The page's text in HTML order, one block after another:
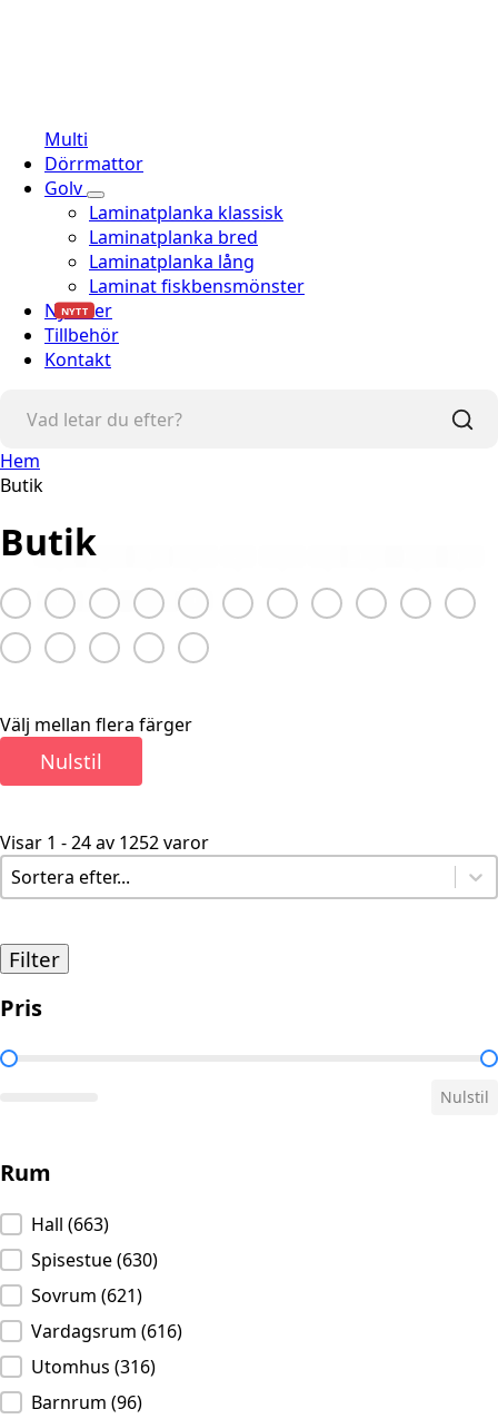
Multi
Dörrmattor
Golv
Laminatplanka klassisk
Laminatplanka bred
Laminatplanka lång
Laminat fiskbensmönster
Nyheter
NYTT
Tillbehör
Kontakt
Hem
Butik
Butik
Färg
Grå Beige Cream
Lilla Guld Turkos Orange Gul
Välj mellan flera färger
Nulstil
Visar 1 - 24 av 1252 varor
Relevans
Sort content
Filter
Pris
Pris
Nulstil
Rum
RumHall (663)
Spisestue(630)
Sovrum (621)
Vardagsrum (616)
Utomhus (316)
Barnrum (96)